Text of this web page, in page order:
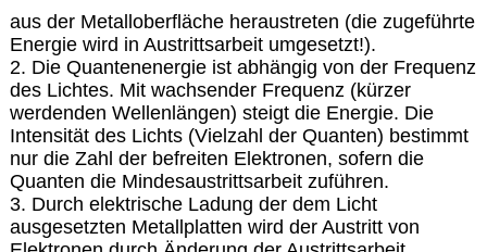
aus der Metalloberfläche heraustreten (die zugeführte
Energie wird in Austrittsarbeit umgesetzt!).
2. Die Quantenenergie ist abhängig von der Frequenz
des Lichtes. Mit wachsender Frequenz (kürzer
werdenden Wellenlängen) steigt die Energie. Die
Intensität des Lichts (Vielzahl der Quanten) bestimmt
nur die Zahl der befreiten Elektronen, sofern die
Quanten die Mindesaustrittsarbeit zuführen.
3. Durch elektrische Ladung der dem Licht
ausgesetzten Metallplatten wird der Austritt von